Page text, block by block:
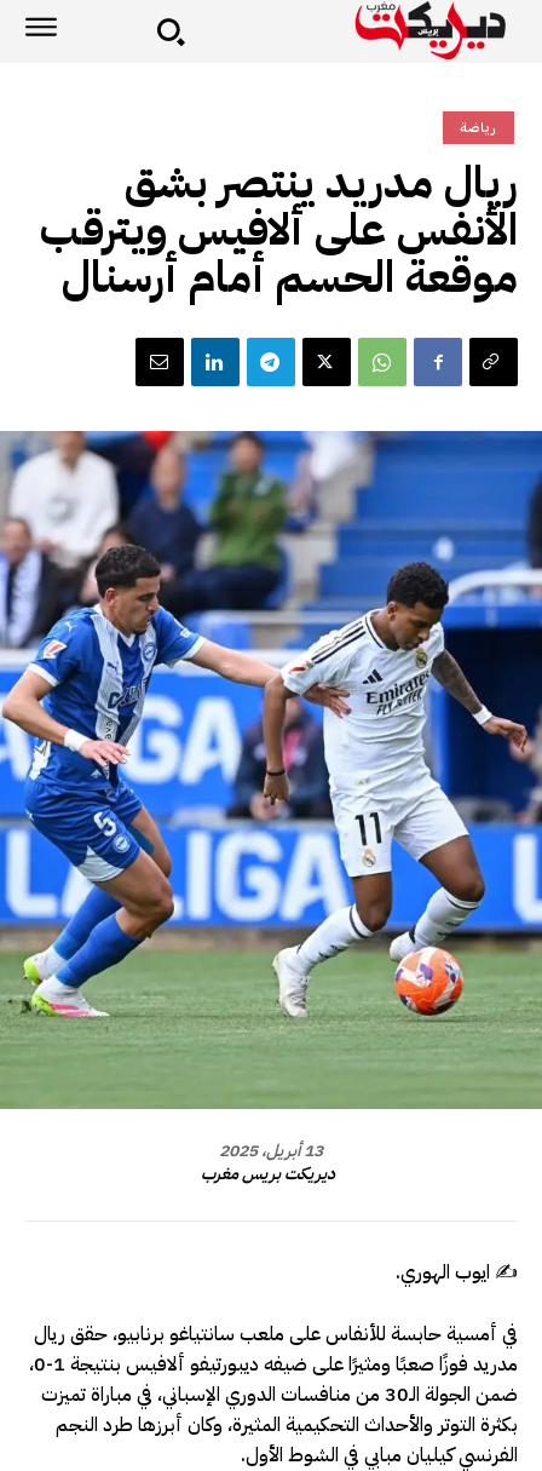
رياضة
ريال مدريد ينتصر بشق
الأنفس على ألافيس ويترقب
موقعة الحسم أمام أرسنال
13 أبريل، 2025
ديريكت بريس مغرب
✍️ ايوب الهوري.
في أمسية حابسة للأنفاس على ملعب سانتياغو برنابيو، حقق ريال
مدريد فوزًا صعبًا ومثيرًا على ضيفه ديبورتيفو ألافيس بنتيجة 1-0،
ضمن الجولة الـ30 من منافسات الدوري الإسباني، في مباراة تميزت
بكثرة التوتر والأحداث التحكيمية المثيرة، وكان أبرزها طرد النجم
الفرنسي كيليان مبابي في الشوط الأول.